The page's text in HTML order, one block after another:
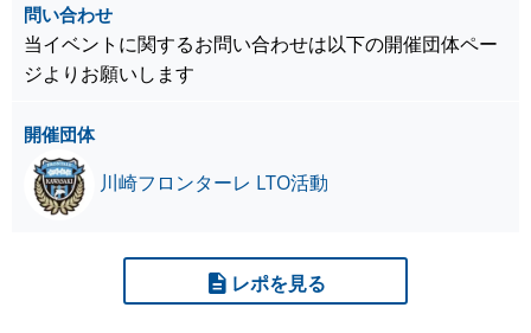
問い合わせ
当イベントに関するお問い合わせは以下の開催団体ペー
ジよりお願いします
開催団体
川崎フロンターレ LTO活動
レポを見る